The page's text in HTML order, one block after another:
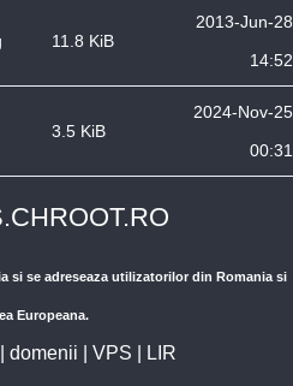
11.8 KiB
2013-Jun-28
14:52
3.5 KiB
2024-Nov-25
00:31
si se adreseaza utilizatorilor din Romania si
Europeana.
domenii VPS LIR